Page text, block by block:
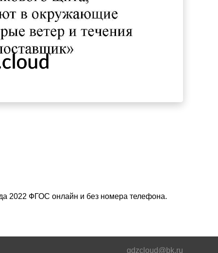
2022 ФГОС онлайн и без номера телефона.
gdzcloud@bk.ru